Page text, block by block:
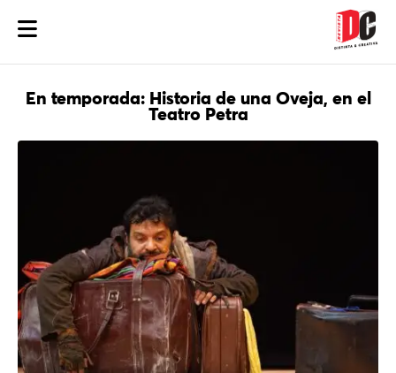
En temporada: Historia de una Oveja, en el
Teatro Petra